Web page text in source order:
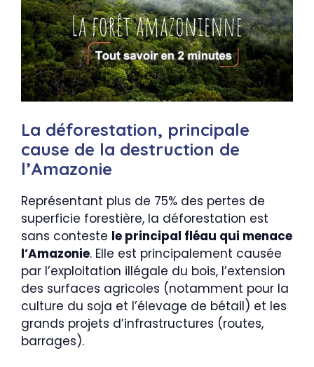
La déforestation, principale
cause de la destruction de
l’Amazonie
Représentant plus de 75% des pertes de
superficie forestière, la déforestation est
sans conteste le principal fléau qui menace
l’Amazonie. Elle est principalement causée
par l’exploitation illégale du bois, l’extension
des surfaces agricoles (notamment pour la
culture du soja et l’élevage de bétail) et les
grands projets d’infrastructures (routes,
barrages).